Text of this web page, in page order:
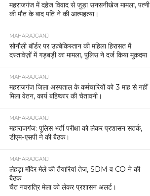
महराजगंज में दहेज विवाद से जुड़ा सनसनीखेज मामला, पत्नी
की मौत के बाद पति ने की आत्महत्या।
MAHARAJGANJ
सोनौली बॉर्डर पर उज़्बेकिस्तान की महिला हिरासत में
दस्तावेज़ों में गड़बड़ी का मामला, पुलिस ने दर्ज किया मुकदमा
MAHARAJGANJ
महराजगंज जिला अस्पताल के कर्मचारियों को 3 माह से नहीं
मिला वेतन, कार्य बहिष्कार की चेतावनी।
MAHARAJGANJ
महाराजगंज: पुलिस भर्ती परीक्षा को लेकर प्रशासन सतर्क,
डीएम-एसपी ने की बैठक।
MAHARAJGANJ
लेहड़ा मंदिर मेले की तैयारियां तेज, SDM व CO ने की
बैठक
चैत नवरात्रि मेला को लेकर प्रशासन अलर्ट।